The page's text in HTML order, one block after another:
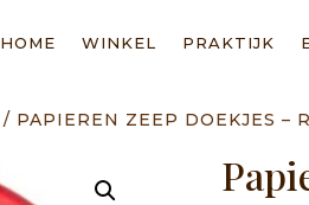
HOME WINKEL PRAKTIJK
/ PAPIEREN ZEEP DOEKJES –